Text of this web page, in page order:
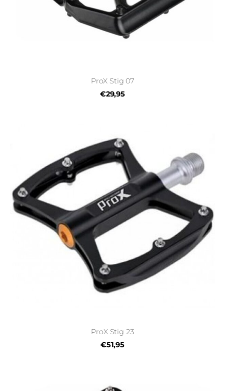
ProX Stig 07
€29,95
ProX Stig 23
€51,95